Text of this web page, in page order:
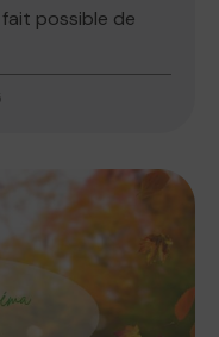
possible de